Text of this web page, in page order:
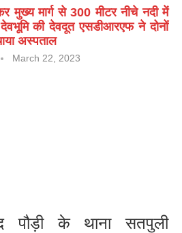
मुख्य मार्ग से 300 मीटर नीचे नदी में
देवभूमि की देवदूत एसडीआरएफ ने दोनों
अस्पताल
March 22, 2023
पौड़ी के थाना सतपुली